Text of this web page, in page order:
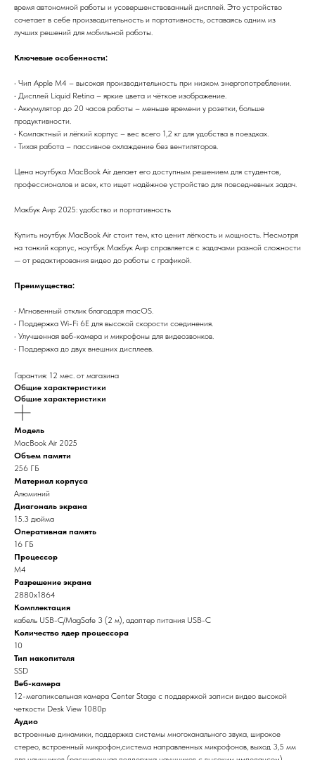
время автономной работы и усовершенствованный дисплей. Это устройство
сочетает в себе производительность и портативность, оставаясь одним из
лучших решений для мобильной работы.
Ключевые особенности:
• Чип Apple M4 – высокая производительность при низком энергопотреблении.
• Дисплей Liquid Retina – яркие цвета и чёткое изображение.
• Аккумулятор до 20 часов работы – меньше времени у розетки, больше
продуктивности.
• Компактный и лёгкий корпус – вес всего 1,2 кг для удобства в поездках.
• Тихая работа – пассивное охлаждение без вентиляторов.
Цена ноутбука MacBook Air делает его доступным решением для студентов,
профессионалов и всех, кто ищет надёжное устройство для повседневных задач.
Макбук Аир 2025: удобство и портативность
Купить ноутбук MacBook Air стоит тем, кто ценит лёгкость и мощность. Несмотря
на тонкий корпус, ноутбук Макбук Аир справляется с задачами разной сложности
— от редактирования видео до работы с графикой.
Преимущества:
• Мгновенный отклик благодаря macOS.
• Поддержка Wi-Fi 6E для высокой скорости соединения.
• Улучшенная веб-камера и микрофоны для видеозвонков.
• Поддержка до двух внешних дисплеев.
Гарантия: 12 мес. от магазина
Общие характеристики
Общие характеристики
Модель
MacBook Air 2025
Объем памяти
256 ГБ
Материал корпуса
Алюминий
Диагональ экрана
15.3 дюйма
Оперативная память
16 ГБ
Процессор
M4
Разрешение экрана
2880x1864
Комплектация
кабель USB-C/MagSafe 3 (2 м), адаптер питания USB-C
Количество ядер процессора
10
Тип накопителя
SSD
Веб-камера
12-мегапиксельная камера Center Stage с поддержкой записи видео высокой
четкости Desk View 1080p
Аудио
встроенные динамики, поддержка системы многоканального звука, широкое
стерео, встроенный микрофон,система направленных микрофонов, выход 3,5 мм